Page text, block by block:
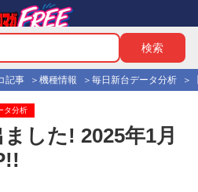
記事 機種情報 毎日新台データ分析
タ分析
ました! 2025年1月